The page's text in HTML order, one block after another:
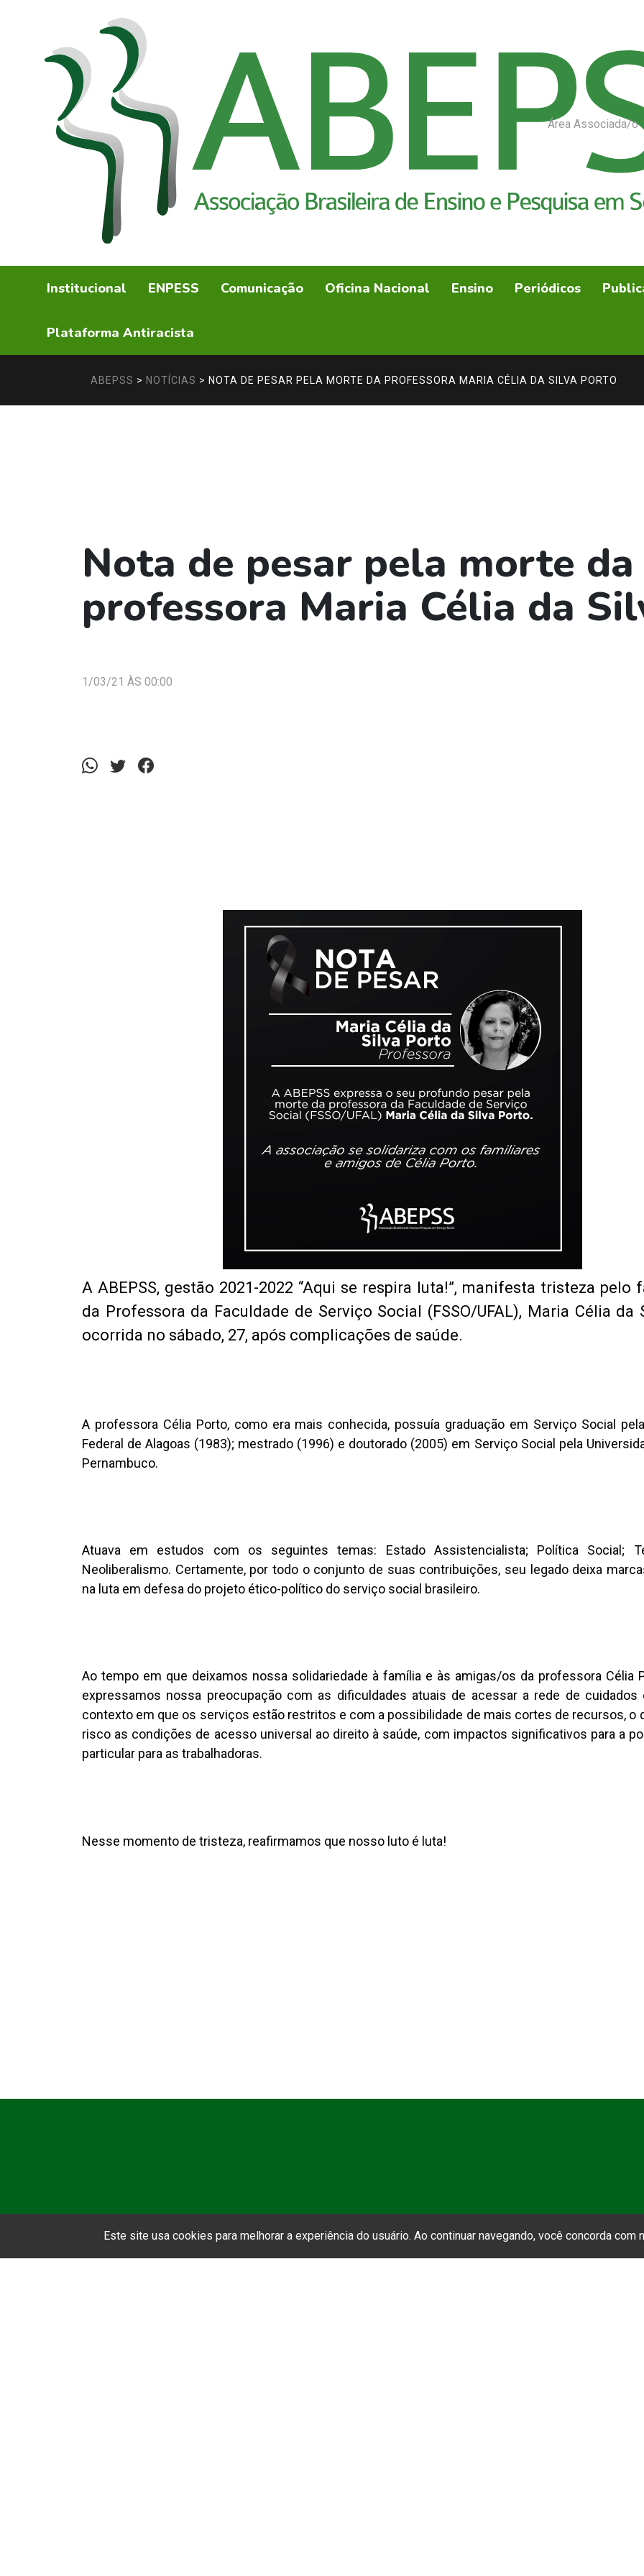
Área Associada/o
Institucional ENPESS Comunicação Oficina Nacional Ensino Periódicos
Plataforma Antiracista
ABEPSS > NOTÍCIAS > NOTA DE PESAR PELA MORTE DA PROFESSORA MARIA CÉLIA DA SILVA PORTO
Nota de pesar pela morte da
professora Maria Célia da
1/03/21 ÀS 00:00
A ABEPSS, gestão 2021-2022 “Aqui se respira luta!”, manifesta tristeza pelo
da Professora da Faculdade de Serviço Social (FSSO/UFAL), Maria Célia da
ocorrida no sábado, 27, após complicações de saúde.
A professora Célia Porto, como era mais conhecida, possuía graduação em Serviço Social
Federal de Alagoas (1983); mestrado (1996) e doutorado (2005) em Serviço Social pela
Pernambuco.
Atuava em estudos com os seguintes temas: Estado Assistencialista; Política Social;
Neoliberalismo. Certamente, por todo o conjunto de suas contribuições, seu legado deixa
na luta em defesa do projeto ético-político do serviço social brasileiro.
Ao tempo em que deixamos nossa solidariedade à família e às amigas/os da professora Célia
expressamos nossa preocupação com as dificuldades atuais de acessar a rede de cuidados
contexto em que os serviços estão restritos e com a possibilidade de mais cortes de recursos, o
risco as condições de acesso universal ao direito à saúde, com impactos significativos para a
particular para as trabalhadoras.
Nesse momento de tristeza, reafirmamos que nosso luto é luta!
Este site usa cookies para melhorar a experiência do usuário. Ao continuar navegando, você concorda com